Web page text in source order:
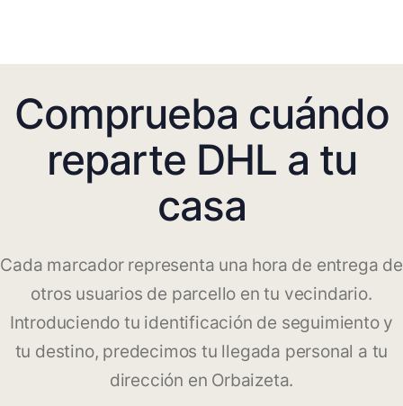
Comprueba cuándo
reparte DHL a tu
casa
Cada marcador representa una hora de entrega de
otros usuarios de parcello en tu vecindario.
Introduciendo tu identificación de seguimiento y
tu destino, predecimos tu llegada personal a tu
dirección en Orbaizeta.